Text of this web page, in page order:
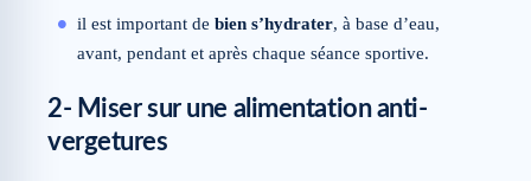
il est important de bien s’hydrater, à base d’eau,
avant, pendant et après chaque séance sportive.
2- Miser sur une alimentation anti-
vergetures